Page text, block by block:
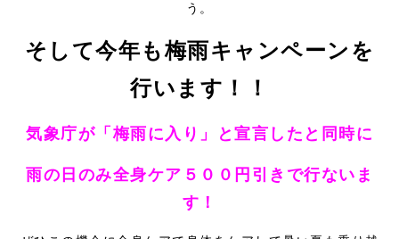
う。
そして今年も梅雨キャンペーンを
行います！！
気象庁が「梅雨に入り」と宣言したと同時に
雨の日のみ全身ケア５００円引きで行ないま
す！